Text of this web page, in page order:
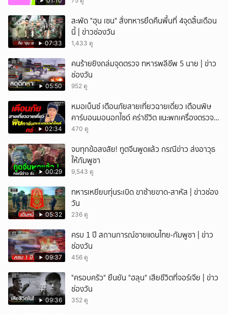
07:33
สะพัด "ฮุน เซน" สั่งทหารยึดคืนพื้นที่ 4จุดสิ้นเดือน
นี้ | ข่าวช่องวัน
1,433 ดู
05:50
คนร้ายยิงถล่มจุดตรวจ ทหารพลีชีพ 5 นาย | ข่าว
ช่องวัน
952 ดู
02:34
หมอเบ็นซ์ เตือนภัยสายเที่ยวฉายเดี่ยว เตือนพิษ
คาร์บอนมอนอกไซด์ คร่าชีวิต แนะพกเครื่องตรวจ
วัดติดตัว
470 ดู
00:29
จบทุกข้อสงสัย! ทูตจีนพูดแล้ว กรณีข่าว ส่งอาวุธ
ให้กัมพูชา
9,543 ดู
05:32
ทหารเหยียบทุ่นระเบิด ขาซ้ายขาด-สาหัส | ข่าวช่อง
วัน
236 ดู
09:37
ครบ 1 ปี สถานการณ์ชายแดนไทย-กัมพูชา | ข่าว
ช่องวัน
456 ดู
09:36
"ครอบครัว" ยืนยัน "ฮลุน" เสียชีวิตที่จอร์เจีย | ข่าว
ช่องวัน
352 ดู